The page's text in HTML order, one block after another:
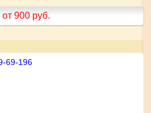
от 900 руб.